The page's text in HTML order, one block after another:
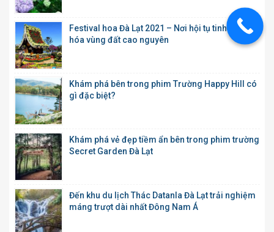
Festival hoa Đà Lạt 2021 – Nơi hội tụ tinh hoa văn
hóa vùng đất cao nguyên
Khám phá bên trong phim Trường Happy Hill có
gì đặc biệt?
Khám phá vẻ đẹp tiềm ẩn bên trong phim trường
Secret Garden Đà Lạt
Đến khu du lịch Thác Datanla Đà Lạt trải nghiệm
máng trượt dài nhất Đông Nam Á